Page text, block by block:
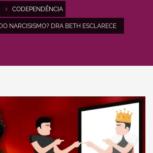
CODEPENDÊNCIA
NARCISISMO? DRA BETH ESCLARECE